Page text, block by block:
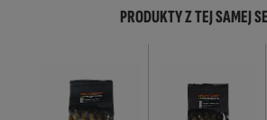
PRODUKTY Z TEJ SAMEJ